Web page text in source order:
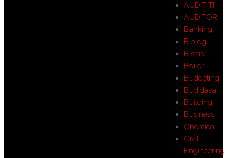
AUDIT TI
AUDITOR
Banking
Biologi
Bisnis
Boiler
Budgeting
Budidaya
Building
Business
Chemical
Civil
Engineering